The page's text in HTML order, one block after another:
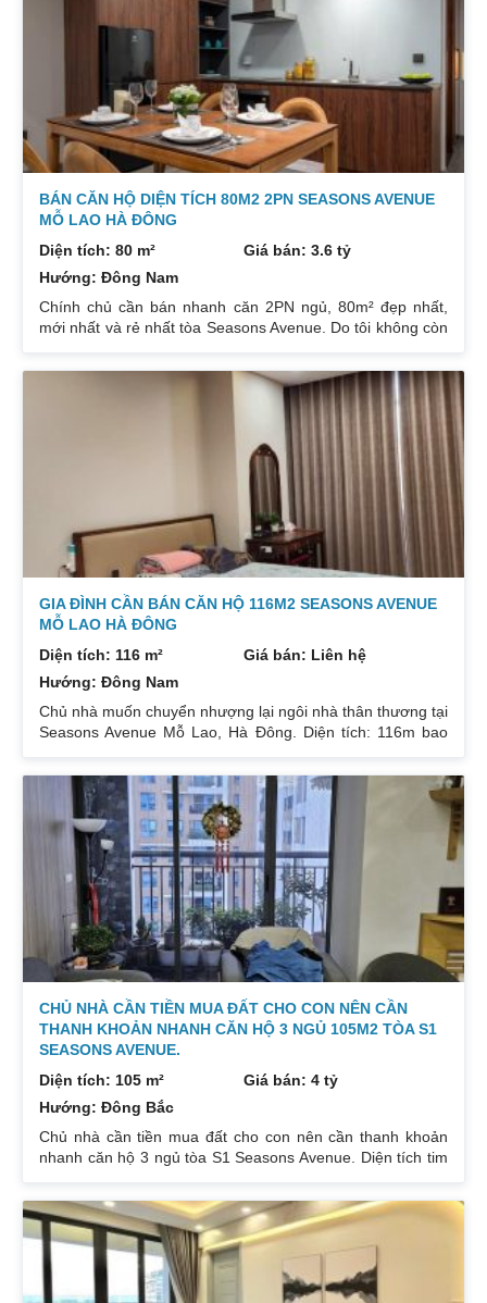
BÁN CĂN HỘ DIỆN TÍCH 80M2 2PN SEASONS AVENUE
MỖ LAO HÀ ĐÔNG
Diện tích: 80 m²
Giá bán: 3.6 tỷ
Hướng: Đông Nam
Chính chủ cần bán nhanh căn 2PN ngủ, 80m² đẹp nhất,
mới nhất và rẻ nhất tòa Seasons Avenue. Do tôi không còn
cụ thể như sau: Hướng: ĐN, ban công TB. Thiết kế: 2 ngủ
2 VS, DT: 80m² thông thủy. Nội thất đẹp thiết kế sang trọng
trẻ trung. Tầng trung không ồn bụi, nắng chiếu, không bị
muỗi, không bị chắn view. Phòng khách, bếp, thiết bị vệ
GIA ĐÌNH CẦN BÁN CĂN HỘ 116M2 SEASONS AVENUE
MỖ LAO HÀ ĐÔNG
Diện tích: 116 m²
Giá bán: Liên hệ
Hướng: Đông Nam
Chủ nhà muốn chuyển nhượng lại ngôi nhà thân thương tại
Seasons Avenue Mỗ Lao, Hà Đông. Diện tích: 116m bao
toàn cảnh thành phố. Nội thất tự hoàn thiện hiện đại cao
cấp. Nhà đã có sổ đỏ trao tay. Giá bán : Thương lượng Để
có thêm thông tin về căn hộ liên hệ : 0832133366
CHỦ NHÀ CẦN TIỀN MUA ĐẤT CHO CON NÊN CẦN
THANH KHOẢN NHANH CĂN HỘ 3 NGỦ 105M2 TÒA S1
SEASONS AVENUE.
Diện tích: 105 m²
Giá bán: 4 tỷ
Hướng: Đông Bắc
Chủ nhà cần tiền mua đất cho con nên cần thanh khoản
nhanh căn hộ 3 ngủ tòa S1 Seasons Avenue. Diện tích tim
công: Đông Bắc. Nội thất: Đủ đồ. Slot ô tô: Có. Giá bán: 4,
x tỷ (X có thương lượng). Liên hệ : 0832133366